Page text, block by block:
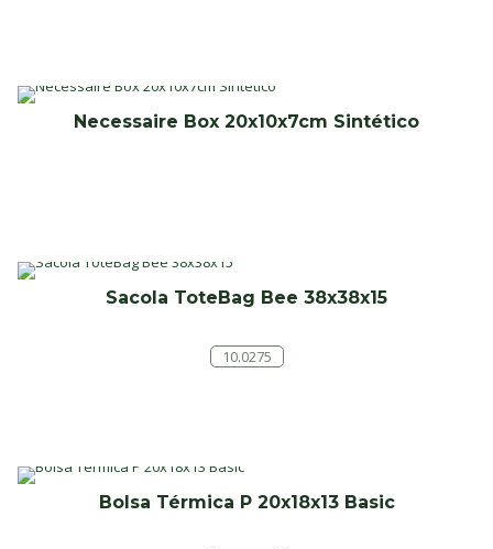
Necessaire Box 20x10x7cm Sintético
Sacola ToteBag Bee 38x38x15
10.0275
Bolsa Térmica P 20x18x13 Basic